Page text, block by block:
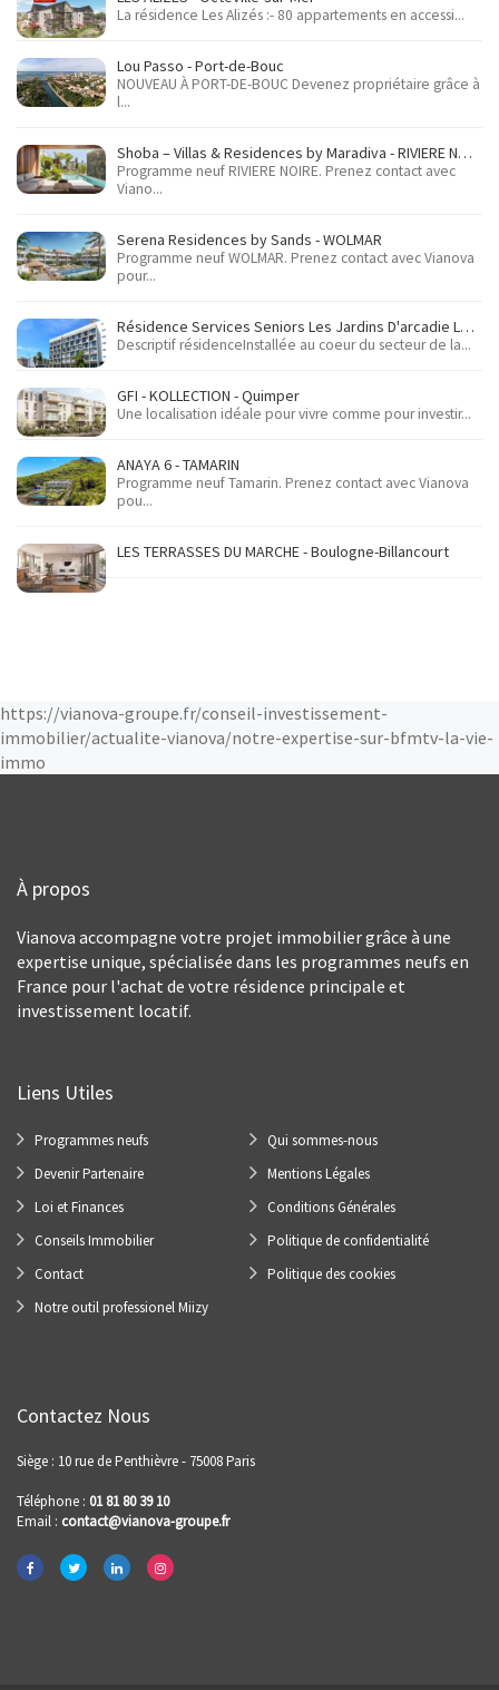
La résidence Les Alizés :- 80 appartements en accessi...
Lou Passo - Port-de-Bouc
NOUVEAU À PORT-DE-BOUC Devenez propriétaire grâce à
l...
Shoba – Villas & Residences by Maradiva - RIVIERE NOIRE
Programme neuf RIVIERE NOIRE. Prenez contact avec
Viano...
Serena Residences by Sands - WOLMAR
Programme neuf WOLMAR. Prenez contact avec Vianova
pour...
Résidence Services Seniors Les Jardins D'arcadie Le Havre - Le Havre
Descriptif résidenceInstallée au coeur du secteur de la...
GFI - KOLLECTION - Quimper
Une localisation idéale pour vivre comme pour investir...
ANAYA 6 - TAMARIN
Programme neuf Tamarin. Prenez contact avec Vianova
pou...
LES TERRASSES DU MARCHE - Boulogne-Billancourt
https://vianova-groupe.fr/conseil-investissement-
immobilier/actualite-vianova/notre-expertise-sur-bfmtv-la-vie-
immo
À propos
Vianova accompagne votre projet immobilier grâce à une
expertise unique, spécialisée dans les programmes neufs en
France pour l'achat de votre résidence principale et
investissement locatif.
Liens Utiles
Programmes neufs
Devenir Partenaire
Loi et Finances
Conseils Immobilier
Contact
Notre outil professionel Miizy
Qui sommes-nous
Mentions Légales
Conditions Générales
Politique de confidentialité
Politique des cookies
Contactez Nous
Siège : 10 rue de Penthièvre - 75008 Paris
Téléphone : 01 81 80 39 10
Email : contact@vianova-groupe.fr